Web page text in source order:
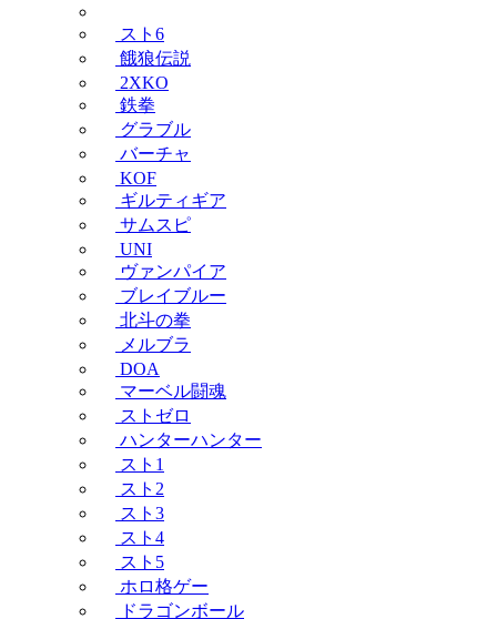
スト6
餓狼伝説
2XKO
鉄拳
グラブル
バーチャ
KOF
ギルティギア
サムスピ
UNI
ヴァンパイア
ブレイブルー
北斗の拳
メルブラ
DOA
マーベル闘魂
ストゼロ
ハンターハンター
スト1
スト2
スト3
スト4
スト5
ホロ格ゲー
ドラゴンボール